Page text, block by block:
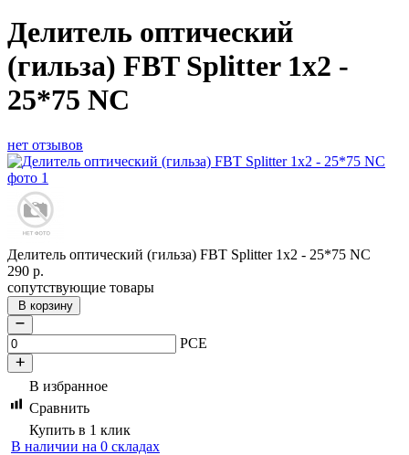
Делитель оптический
(гильза) FBT Splitter 1x2 -
25*75 NC
нет отзывов
Делитель оптический (гильза) FBT Splitter 1x2 - 25*75 NC
290 р.
сопутствующие товары
В корзину
PCE
В избранное
Сравнить
Купить в 1 клик
В наличии на 0 складах